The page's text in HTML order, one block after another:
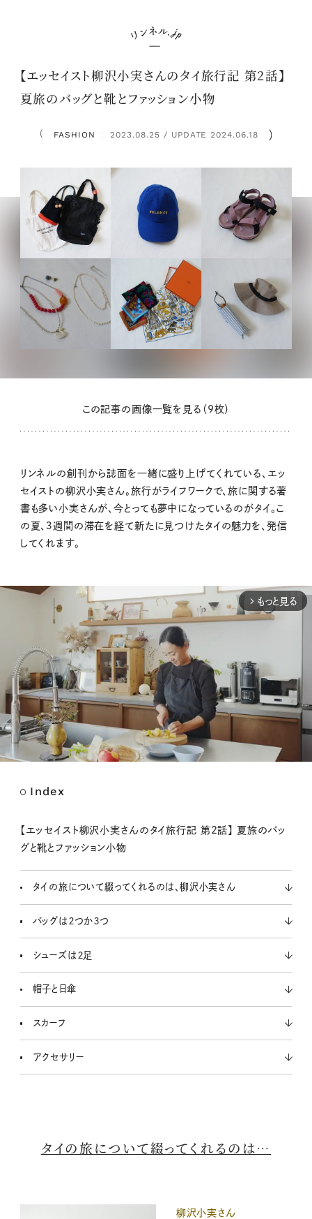
【エッセイスト柳沢小実さんのタイ旅行記 第2話】
夏旅のバッグと靴とファッション小物
FASHION ： 2023.08.25 / UPDATE 2024.06.18
この記事の画像一覧を見る（9枚）
リンネルの創刊から誌面を一緒に盛り上げてくれている、エッ
セイストの柳沢小実さん。旅行がライフワークで、旅に関する著
書も多い小実さんが、今とっても夢中になっているのがタイ。こ
の夏、３週間の滞在を経て新たに見つけたタイの魅力を、発信
してくれます。
arrow_forward_ios もっと見る
t
Index
【エッセイスト柳沢小実さんのタイ旅行記 第2話】 夏旅のバッ
グと靴とファッション小物
タイの旅について綴ってくれるのは、柳沢小実さん
バッグは２つか３つ
シューズは２足
帽子と日傘
スカーフ
アクセサリー
タイの旅について綴ってくれるのは…
柳沢小実さん